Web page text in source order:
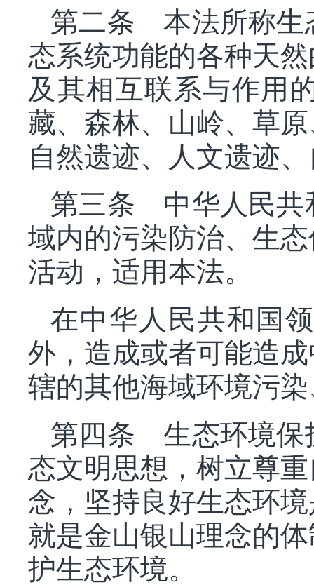
第二条 本法所称生
态系统功能的各种天
及其相互联系与作用
藏、森林、山岭、草
自然遗迹、人文遗迹
第三条 中华人民共
域内的污染防治、生
活动，适用本法。
在中华人民共和国
外，造成或者可能造
辖的其他海域环境污
第四条 生态环境保
态文明思想，树立尊
念，坚持良好生态环
就是金山银山理念的
护生态环境。